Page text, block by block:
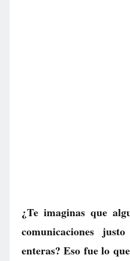
¿Te imaginas que
comunicaciones
enteras? Eso fue lo